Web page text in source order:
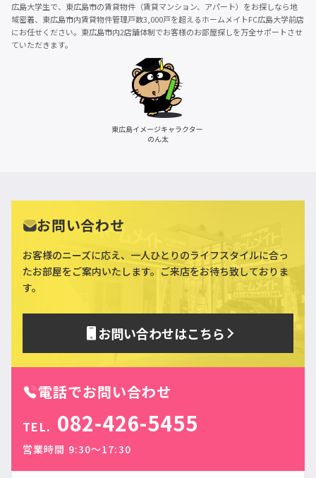
広島大学生で、東広島市の賃貸物件（賃貸マンション、アパート）をお探しなら地
域密着、東広島市内賃貸物件管理戸数3,000戸を超えるホームメイトFC広島大学前店
にお任せください。東広島市内2店舗体制でお客様のお部屋探しを万全サポートさせ
ていただきます。
お問い合わせ
お客様のニーズに応え、一人ひとりのライフスタイルに合っ
たお部屋をご案内いたします。ご来店をお待ち致しておりま
す。
お問い合わせはこちら
電話でお問い合わせ
TEL. 082-426-5455
営業時間 9:30〜17:30